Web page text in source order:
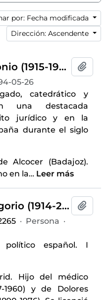
por: Fecha modificada
Dirección: Ascendente
Hernández Gil, Antonio (1915-1994)
05-26
catedrático y
una destacada
jurídico y en la
durante el siglo
Alcocer (Badajoz).
en la… Leer más
Marañón Moya, Gregorio (1914-2002)
· Persona ·
político español. I
Hijo del médico
1960) y de Dolores